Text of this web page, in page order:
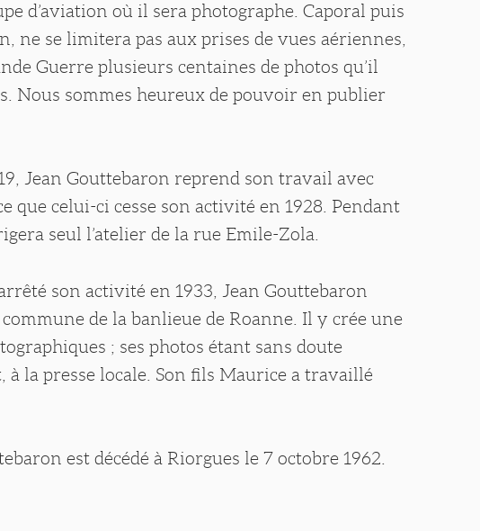
d’aviation où il sera photographe. Caporal puis
ne se limitera pas aux prises de vues aériennes,
Guerre plusieurs centaines de photos qu’il
Nous sommes heureux de pouvoir en publier
Jean Gouttebaron reprend son travail avec
que celui-ci cesse son activité en 1928. Pendant
seul l’atelier de la rue Emile-Zola.
son activité en 1933, Jean Gouttebaron
de la banlieue de Roanne. Il y crée une
; ses photos étant sans doute
à la presse locale. Son fils Maurice a travaillé
est décédé à Riorgues le 7 octobre 1962.